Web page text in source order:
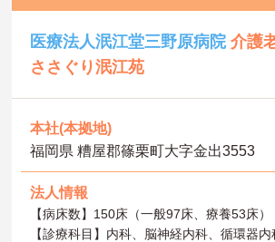
医療法人泯江堂三野原病院介護
ささぐり泯江苑
本社(本拠地)
福岡県 糟屋郡篠栗町大字金出3553
法人情報
【病床数】150床（一般97床、療養53床）
【診療科目】内科、脳神経内科、循環器内